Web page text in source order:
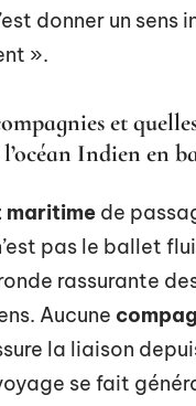
donner un sens
».
et
Indien en
de
pas le ballet
rassurante
Aucune
la liaison
se fait